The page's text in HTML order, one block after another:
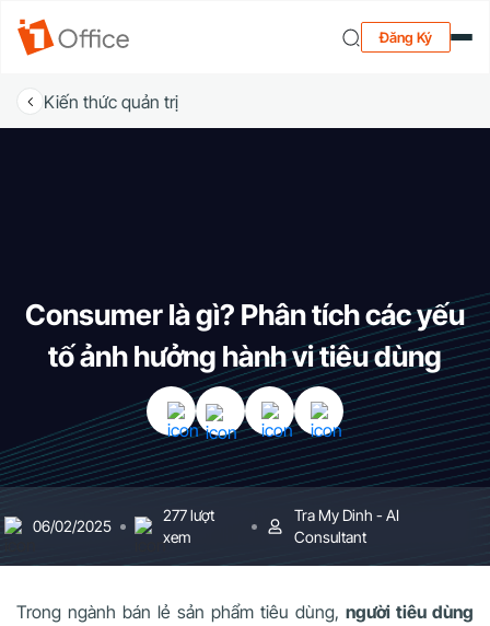
Đăng Ký
Kiến thức quản trị
Consumer là gì? Phân tích các yếu
tố ảnh hưởng hành vi tiêu dùng
06/02/2025
277 lượt
xem
Tra My Dinh - AI
Consultant
Trong ngành bán lẻ sản phẩm tiêu dùng, người tiêu dùng